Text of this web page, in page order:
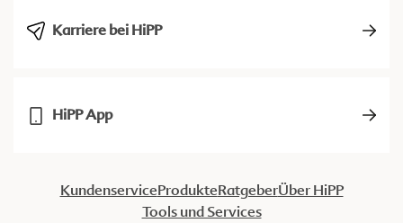
Karriere bei HiPP
HiPP App
KundenserviceProdukteRatgeberÜber HiPP
Tools und Services